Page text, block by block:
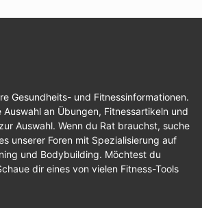
Gesundheits- und Fitnessinformationen.
an Übungen, Fitnessartikeln und
Auswahl. Wenn du Rat brauchst, suche
unserer Foren mit Spezialisierung auf
und Bodybuilding. Möchtest du
dir eines von vielen Fitness-Tools